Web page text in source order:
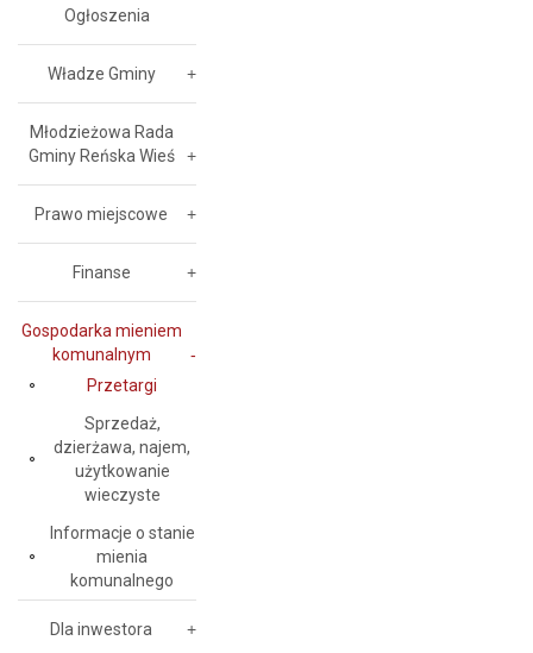
Ogłoszenia
Władze Gminy
Młodzieżowa Rada
Gminy Reńska Wieś
Prawo miejscowe
Finanse
Gospodarka mieniem
komunalnym
Przetargi
Sprzedaż,
dzierżawa, najem,
użytkowanie
wieczyste
Informacje o stanie
mienia
komunalnego
Dla inwestora